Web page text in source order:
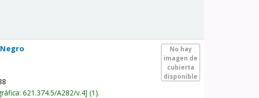
No hay
imagen de
cubierta
disponible
621.374.5/A282/v.4 (1).